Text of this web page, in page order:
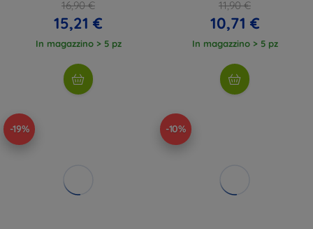
16,90 €
15,21 €
In magazzino > 5 pz
11,90 €
10,71 €
In magazzino > 5 pz
-19% -10%